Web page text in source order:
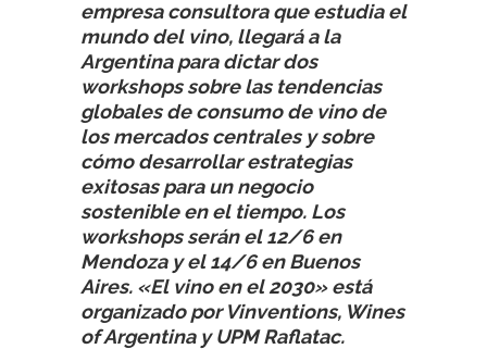
empresa consultora que estudia el
mundo del vino, llegará a la
Argentina para dictar dos
workshops sobre las tendencias
globales de consumo de vino de
los mercados centrales y sobre
cómo desarrollar estrategias
exitosas para un negocio
sostenible en el tiempo. Los
workshops serán el 12/6 en
Mendoza y el 14/6 en Buenos
Aires. «El vino en el 2030» está
organizado por Vinventions, Wines
of Argentina y UPM Raflatac.